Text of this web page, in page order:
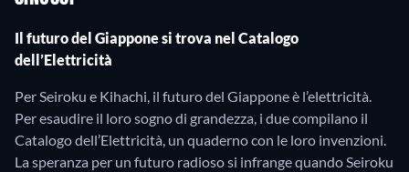
Il futuro del Giappone si trova nel Catalogo
dell’Elettricità
Per Seiroku e Kihachi, il futuro del Giappone è l’elettricità.
Per esaudire il loro sogno di grandezza, i due compilano il
Catalogo dell’Elettricità, un quaderno con le loro invenzioni.
La speranza per un futuro radioso si infrange quando Seiroku